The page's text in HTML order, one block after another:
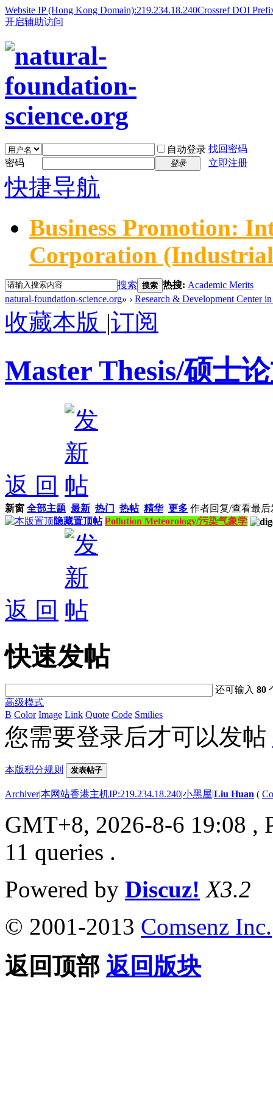
Website IP (Hong Kong Domain):219.234.18.240Crossref DOI
开启辅助访问
自动登录 找回密码
密码
登录 立即注册
快捷导航
Business Promotion:
Corporation
搜索 搜索 热搜: Academic Merits
natural-foundation-science.org» › Research & Development Center
收藏本版 |订阅
Master Thesis/硕士
返 回
新窗 全部主题 最新 热门 热帖 精华 更多 作者回复/查看最后
隐藏置顶帖 Pollution Meteorology/污染气象学
返 回
快速发帖
还可输入80
高级模式
B Color Image Link Quote Code Smilies
您需要登录后才可以发帖
本版积分规则 发表帖子
Archiver|本网站香港主机IP:219.234.18.240|小黑屋|Liu Huan (
GMT+8, 2026-8-6 19:08 ,
11 queries .
Powered by Discuz! X3.2
© 2001-2013 Comsenz Inc.
返回顶部 返回版块